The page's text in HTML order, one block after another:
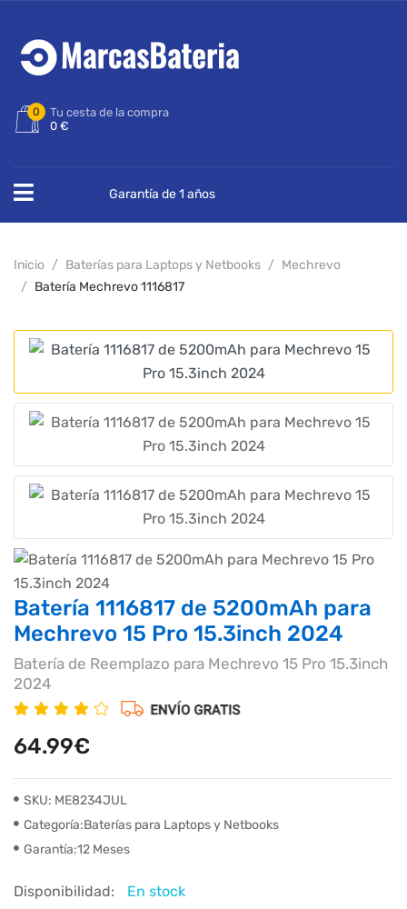
0
Tu cesta de la compra
0 €
Garantía de 1 años
Inicio Baterías para Laptops y Netbooks
Mechrevo
Batería Mechrevo 1116817
Batería 1116817 de 5200mAh para
Mechrevo 15 Pro 15.3inch 2024
Batería de Reemplazo para Mechrevo 15 Pro 15.3inch
2024
64.99€
SKU: ME8234JUL
Categoría:Baterías para Laptops y Netbooks
Garantía:12 Meses
Disponibilidad: En stock